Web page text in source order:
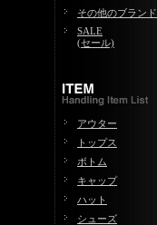
その他のブランド
SALE
(セール)
アウター
トップス
ボトム
キャップ
ハット
シューズ